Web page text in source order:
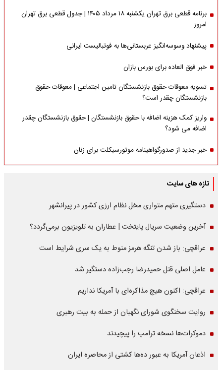
برنامه قطعی برق تهران یکشنبه ۱۸ مرداد ۱۴۰۵ | جدول قطعی برق تهران
امروز
پیشنهاد وسوسه‌انگیز عربستانی‌ها به فوتبالیست ایرانی
خبر فوق العاده برای بورس بازان
تسویه معوقات حقوق بازنشستگان تامین اجتماعی | معوقات حقوق
بازنشستگان چقدر است؟
واریز کمک هزینه اضافه با حقوق بازنشستگان | حقوق بازنشستگان چقدر
اضافه می شود؟
خبر جدید از صدورگواهینامه موتورسیکلت برای زنان
تازه های سایت
دستگیری متهم متواری مخل نظام ارزی کشور در پیرانشهر
آخرین وضعیت سریال پایتخت | عطاران به تلویزیون برمی‌گردد؟
عراقچی: باز شدن تنگه هرمز منوط به یک سری شرایط است
عامل اصلی قتل حمیدرضا رجب‌زاده دستگیر شد
عراقچی: اکنون هیچ مذاکره‌ای با آمریکا نداریم
روایت سخنگوی شورای نگهبان از حمله به بیت رهبری
دموکرات‌ها نسخه ترامپ را پیچیدند
اذعان آمریکا به عبور ده‌ها کشتی از محاصره ایران